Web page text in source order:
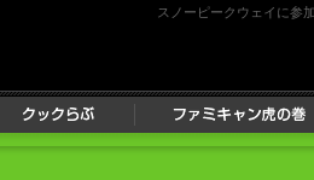
スノーピークウェイに参